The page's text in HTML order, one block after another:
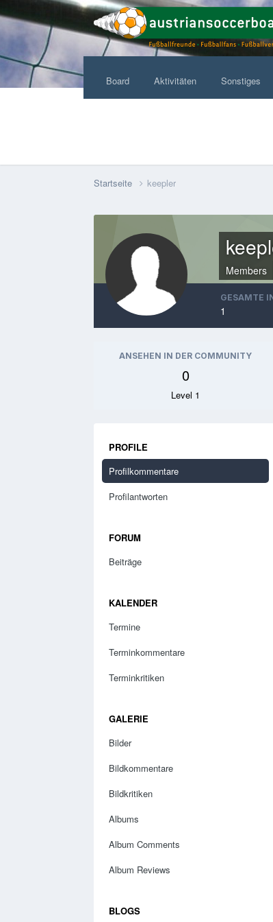
Board Aktivitäten Sonstiges
Startseite keepler
Members
GESAMTE
1
ANSEHEN IN DER COMMUNITY
0
Level 1
PROFILE
Profilkommentare
Profilantworten
FORUM
Beiträge
KALENDER
Termine
Terminkommentare
Terminkritiken
GALERIE
Bilder
Bildkommentare
Bildkritiken
Albums
Album Comments
Album Reviews
BLOGS